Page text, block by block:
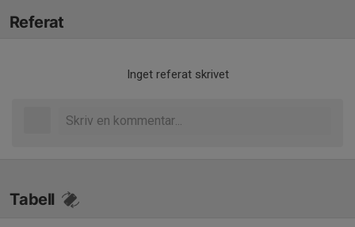
Referat
Inget referat skrivet
Tabell